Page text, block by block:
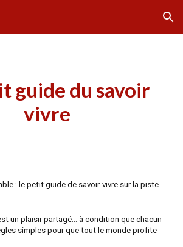
Skip to navigation
guide du savoir
vivre
: le petit guide de savoir-vivre sur la piste
un plaisir partagé… à condition que chacun
simples pour que tout le monde profite